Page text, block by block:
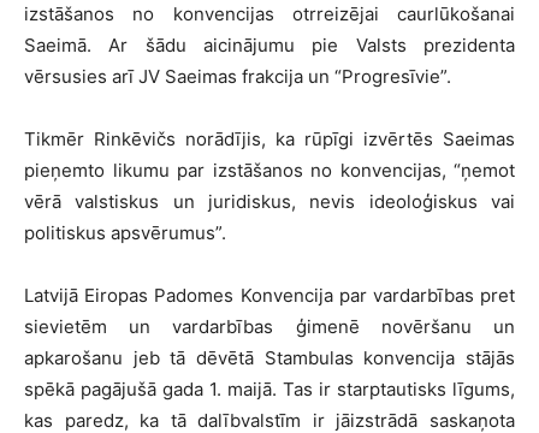
izstāšanos no konvencijas otrreizējai caurlūkošanai
Saeimā. Ar šādu aicinājumu pie Valsts prezidenta
vērsusies arī JV Saeimas frakcija un “Progresīvie”.
Tikmēr Rinkēvičs norādījis, ka rūpīgi izvērtēs Saeimas
pieņemto likumu par izstāšanos no konvencijas, “ņemot
vērā valstiskus un juridiskus, nevis ideoloģiskus vai
politiskus apsvērumus”.
Latvijā Eiropas Padomes Konvencija par vardarbības pret
sievietēm un vardarbības ģimenē novēršanu un
apkarošanu jeb tā dēvētā Stambulas konvencija stājās
spēkā pagājušā gada 1. maijā. Tas ir starptautisks līgums,
kas paredz, ka tā dalībvalstīm ir jāizstrādā saskaņota